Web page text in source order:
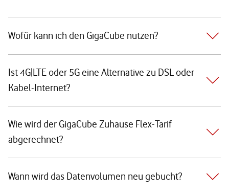
Wofür kann ich den GigaCube nutzen?
Ist 4G|LTE oder 5G eine Alternative zu DSL oder
Kabel-Internet?
Wie wird der GigaCube Zuhause Flex-Tarif
abgerechnet?
Wann wird das Datenvolumen neu gebucht?